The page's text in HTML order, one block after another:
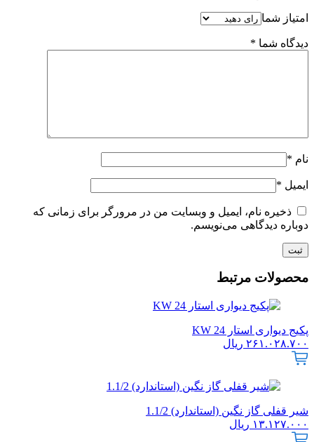
امتیاز شما
دیدگاه شما *
نام *
ایمیل *
ذخیره نام، ایمیل و وبسایت من در مرورگر برای زمانی که
دوباره دیدگاهی می‌نویسم.
محصولات مرتبط
پکیج دیواری استار 24 KW
۲۶۱.۰۲۸.۷۰۰ ریال
شیر قفلی گاز نگین (استاندارد) 1.1/2
۱۳.۱۲۷.۰۰۰ ریال